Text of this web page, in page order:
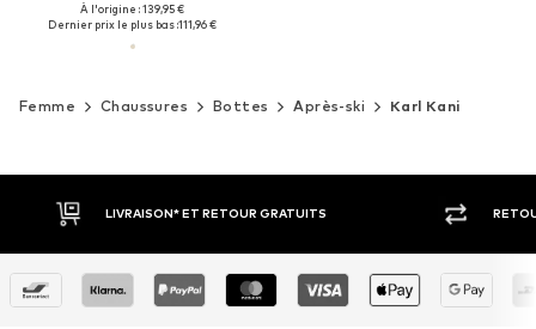
À l'origine : 139,95 €
Dernier prix le plus bas :111,96 €
Femme Chaussures Bottes Après-ski Karl Kani
LIVRAISON* ET RETOUR GRATUITS